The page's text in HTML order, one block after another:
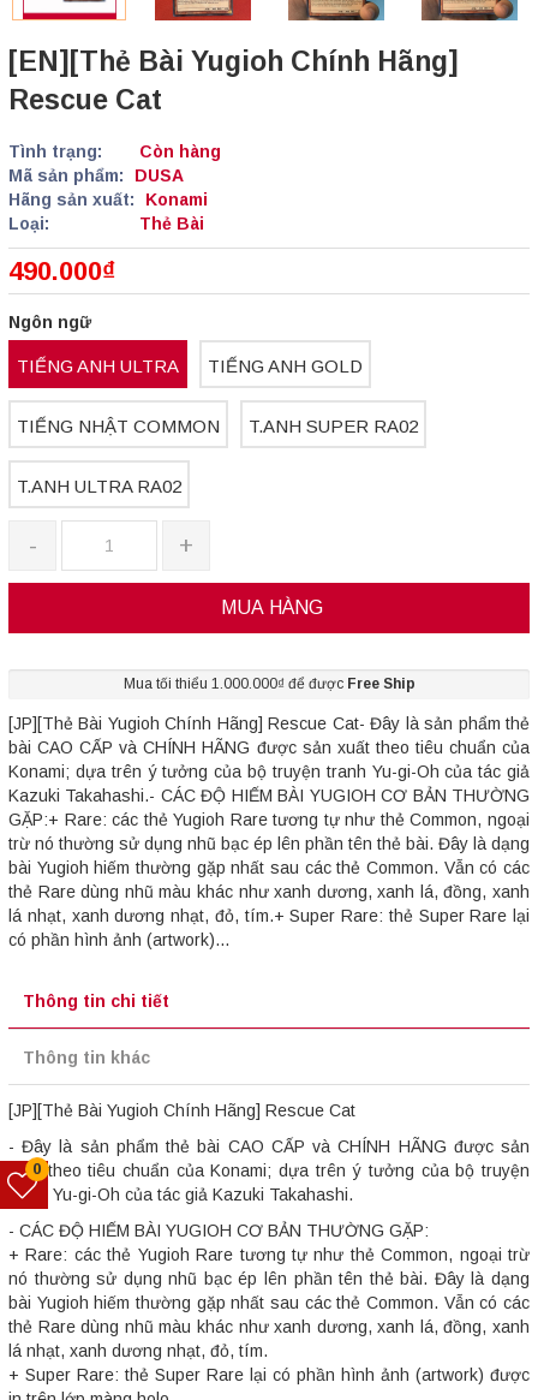
[EN][Thẻ Bài Yugioh Chính Hãng]
Rescue Cat
Tình trạng:
Còn hàng
Mã sản phẩm:
DUSA
Hãng sản xuất:
Konami
Loại:
Thẻ Bài
490.000₫
Ngôn ngữ
TIẾNG ANH ULTRA TIẾNG ANH GOLD
TIẾNG NHẬT COMMON T.ANH SUPER RA02
T.ANH ULTRA RA02
- +
MUA HÀNG
Mua tối thiểu 1.000.000₫ để được Free Ship
[JP][Thẻ Bài Yugioh Chính Hãng] Rescue Cat- Đây là sản phẩm thẻ
bài CAO CẤP và CHÍNH HÃNG được sản xuất theo tiêu chuẩn của
Konami; dựa trên ý tưởng của bộ truyện tranh Yu-gi-Oh của tác giả
Kazuki Takahashi.- CÁC ĐỘ HIẾM BÀI YUGIOH CƠ BẢN THƯỜNG
GẶP:+ Rare: các thẻ Yugioh Rare tương tự như thẻ Common, ngoại
trừ nó thường sử dụng nhũ bạc ép lên phần tên thẻ bài. Đây là dạng
bài Yugioh hiếm thường gặp nhất sau các thẻ Common. Vẫn có các
thẻ Rare dùng nhũ màu khác như xanh dương, xanh lá, đồng, xanh
lá nhạt, xanh dương nhạt, đỏ, tím.+ Super Rare: thẻ Super Rare lại
có phần hình ảnh (artwork)...
Thông tin chi tiết
Thông tin khác
[JP][Thẻ Bài Yugioh Chính Hãng] Rescue Cat
- Đây là sản phẩm thẻ bài CAO CẤP và CHÍNH HÃNG được sản
xuất theo tiêu chuẩn của Konami; dựa trên ý tưởng của bộ truyện
tranh Yu-gi-Oh của tác giả Kazuki Takahashi.
- CÁC ĐỘ HIẾM BÀI YUGIOH CƠ BẢN THƯỜNG GẶP:
+ Rare: các thẻ Yugioh Rare tương tự như thẻ Common, ngoại trừ
nó thường sử dụng nhũ bạc ép lên phần tên thẻ bài. Đây là dạng
bài Yugioh hiếm thường gặp nhất sau các thẻ Common. Vẫn có các
thẻ Rare dùng nhũ màu khác như xanh dương, xanh lá, đồng, xanh
lá nhạt, xanh dương nhạt, đỏ, tím.
+ Super Rare: thẻ Super Rare lại có phần hình ảnh (artwork) được
0